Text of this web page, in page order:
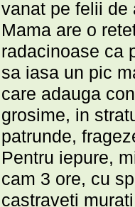
vanat pe felii de
Mama are o
radacinoase ca
sa iasa un pic
care adauga
grosime, in
patrunde,
Pentru iepure,
cam 3 ore, cu
castraveti